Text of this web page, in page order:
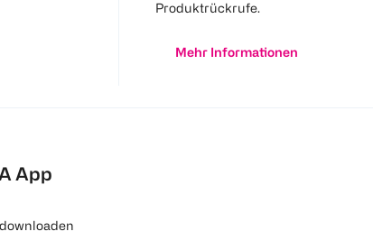
Produktrückrufe.
Mehr Informationen
App